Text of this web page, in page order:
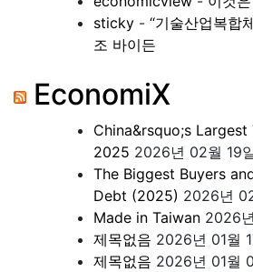
sticky - “기술산업복합
조 바이든
EconomiX
China&rsquo;s
2025 2026년 02월 19
The Biggest Buyers
Debt (2025) 2026년
Made in Taiwan 2026
제목없음 2026년 01월
제목없음 2026년 01월